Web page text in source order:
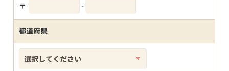
〒 -
都道府県